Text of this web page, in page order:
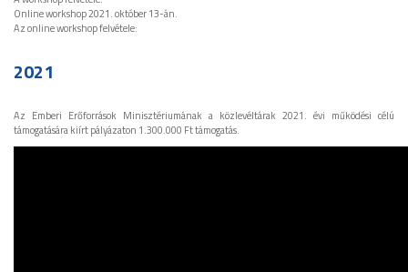
Online workshop 2021. október 13-án.
Az online workshop felvétele:
2021
Az Emberi Erőforrások Minisztériumának a közlevéltárak 2021. évi működési célú
támogatására kiírt pályázaton 1.300.000 Ft támogatás.